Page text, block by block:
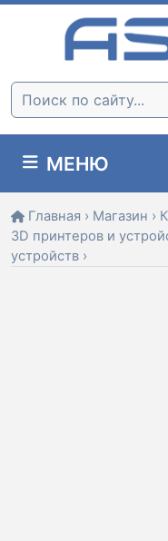
Skip
Поиск:
МЕНЮ
Главная › Магазин ›
3D принтеров и
устройств ›